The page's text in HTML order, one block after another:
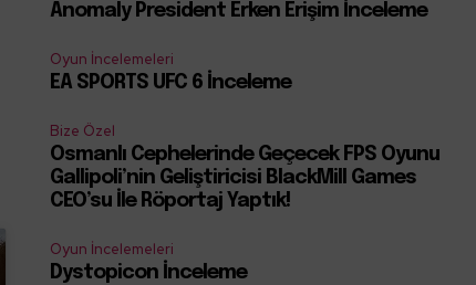
Anomaly President Erken Erişim İnceleme
Oyun İncelemeleri
EA SPORTS UFC 6 İnceleme
Bize Özel
Osmanlı Cephelerinde Geçecek FPS Oyunu
Gallipoli’nin Geliştiricisi BlackMill Games
CEO’su İle Röportaj Yaptık!
Oyun İncelemeleri
Dystopicon İnceleme